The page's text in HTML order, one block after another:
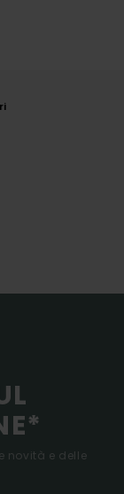
novità e delle